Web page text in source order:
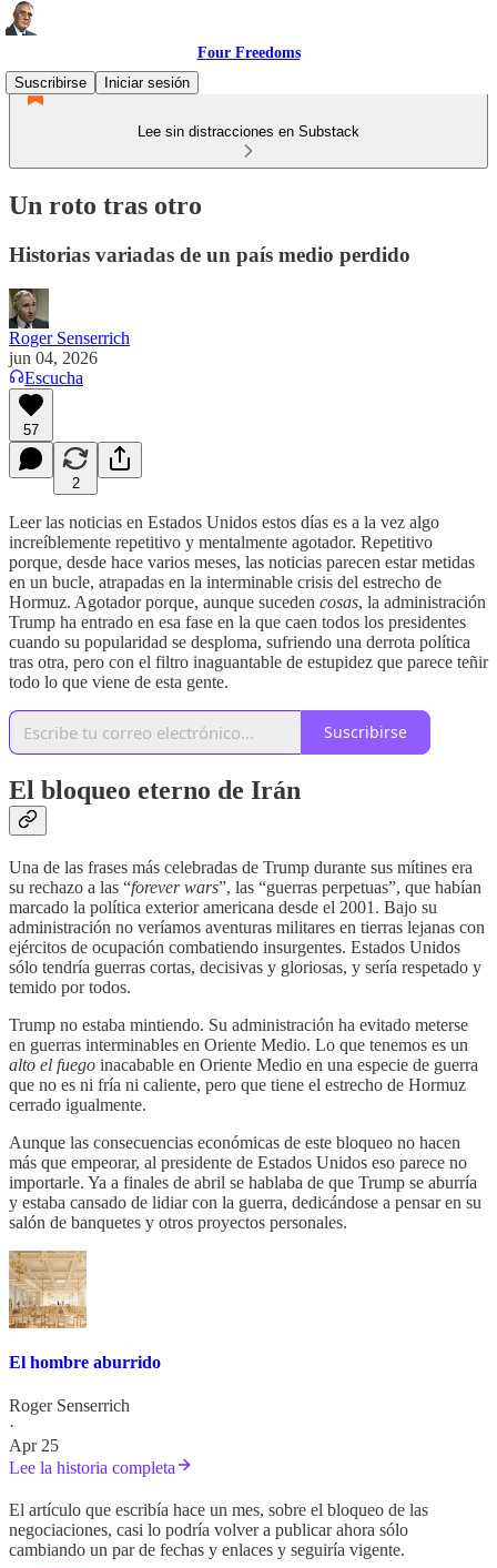
Four Freedoms
Suscribirse
Iniciar sesión
Lee sin distracciones en Substack
Un roto tras otro
Historias variadas de un país medio perdido
Roger Senserrich
jun 04, 2026
Escucha
57
2
Leer las noticias en Estados Unidos estos días es a la vez algo
increíblemente repetitivo y mentalmente agotador. Repetitivo
porque, desde hace varios meses, las noticias parecen estar metidas
en un bucle, atrapadas en la interminable crisis del estrecho de
Hormuz. Agotador porque, aunque suceden cosas, la administración
Trump ha entrado en esa fase en la que caen todos los presidentes
cuando su popularidad se desploma, sufriendo una derrota política
tras otra, pero con el filtro inaguantable de estupidez que parece teñir
todo lo que viene de esta gente.
Suscribirse
El bloqueo eterno de Irán
Una de las frases más celebradas de Trump durante sus mítines era
su rechazo a las “forever wars”, las “guerras perpetuas”, que habían
marcado la política exterior americana desde el 2001. Bajo su
administración no veríamos aventuras militares en tierras lejanas con
ejércitos de ocupación combatiendo insurgentes. Estados Unidos
sólo tendría guerras cortas, decisivas y gloriosas, y sería respetado y
temido por todos.
Trump no estaba mintiendo. Su administración ha evitado meterse
en guerras interminables en Oriente Medio. Lo que tenemos es un
alto el fuego inacabable en Oriente Medio en una especie de guerra
que no es ni fría ni caliente, pero que tiene el estrecho de Hormuz
cerrado igualmente.
Aunque las consecuencias económicas de este bloqueo no hacen
más que empeorar, al presidente de Estados Unidos eso parece no
importarle. Ya a finales de abril se hablaba de que Trump se aburría
y estaba cansado de lidiar con la guerra, dedicándose a pensar en su
salón de banquetes y otros proyectos personales.
El hombre aburrido
Roger Senserrich
·
Apr 25
Lee la historia completa
El artículo que escribía hace un mes, sobre el bloqueo de las
negociaciones, casi lo podría volver a publicar ahora sólo
cambiando un par de fechas y enlaces y seguiría vigente.